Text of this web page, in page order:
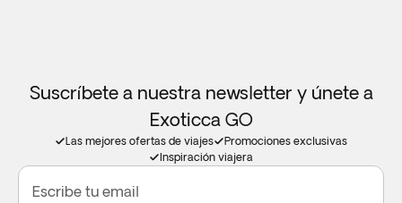
Suscríbete a nuestra newsletter y únete a
Exoticca GO
Las mejores ofertas de viajes
Promociones exclusivas
Inspiración viajera
Escribe tu email